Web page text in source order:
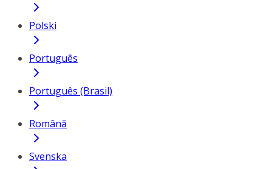
Polski
Português
Português (Brasil)
Română
Svenska